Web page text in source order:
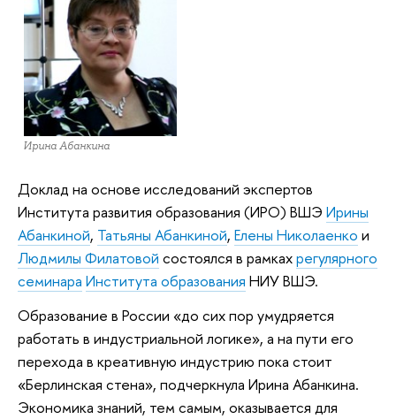
Ирина Абанкина
Доклад на основе исследований экспертов
Института развития образования (ИРО) ВШЭ Ирины
Абанкиной, Татьяны Абанкиной, Елены Николаенко и
Людмилы Филатовой состоялся в рамкахрегулярного
семинара Института образования НИУ ВШЭ.
Образование в России «до сих пор умудряется
работать в индустриальной логике», а на пути его
перехода в креативную индустрию пока стоит
«Берлинская стена», подчеркнула Ирина Абанкина.
Экономика знаний, тем самым, оказывается для